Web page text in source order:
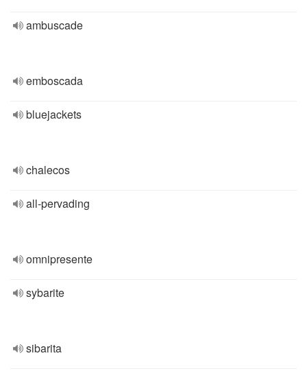
ambuscade
emboscada
bluejackets
chalecos
all-pervading
omnipresente
sybarite
sibarita